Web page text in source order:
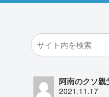
阿南のクソ親
2021.11.17